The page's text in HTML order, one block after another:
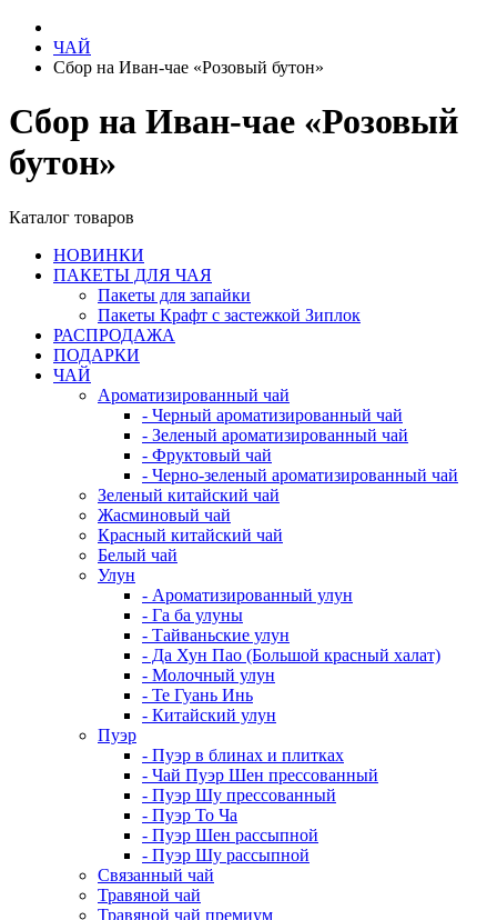
ЧАЙ
Сбор на Иван-чае «Розовый бутон»
Сбор на Иван-чае «Розовый
бутон»
Каталог товаров
НОВИНКИ
ПАКЕТЫ ДЛЯ ЧАЯ
Пакеты для запайки
Пакеты Крафт с застежкой Зиплок
РАСПРОДАЖА
ПОДАРКИ
ЧАЙ
Ароматизированный чай
- Черный ароматизированный чай
- Зеленый ароматизированный чай
- Фруктовый чай
- Черно-зеленый ароматизированный чай
Зеленый китайский чай
Жасминовый чай
Красный китайский чай
Белый чай
Улун
- Ароматизированный улун
- Га ба улуны
- Тайваньские улун
- Да Хун Пао (Большой красный халат)
- Молочный улун
- Те Гуань Инь
- Китайский улун
Пуэр
- Пуэр в блинах и плитках
- Чай Пуэр Шен прессованный
- Пуэр Шу прессованный
- Пуэр То Ча
- Пуэр Шен рассыпной
- Пуэр Шу рассыпной
Связанный чай
Травяной чай
Травяной чай премиум